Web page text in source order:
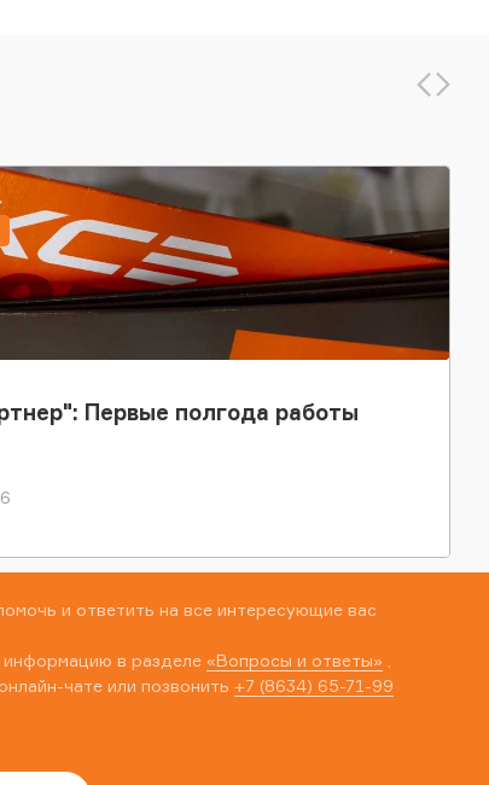
Первые полгода работы
и ответить на все интересующие вас
в разделе «Вопросы и ответы»
чате или позвонить +7 (8634) 65-71-99